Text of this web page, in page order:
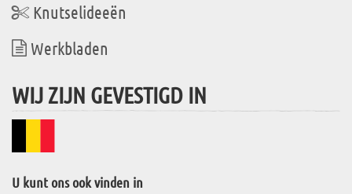
Knutselideeën
Werkbladen
WIJ ZIJN GEVESTIGD IN
U kunt ons ook vinden in